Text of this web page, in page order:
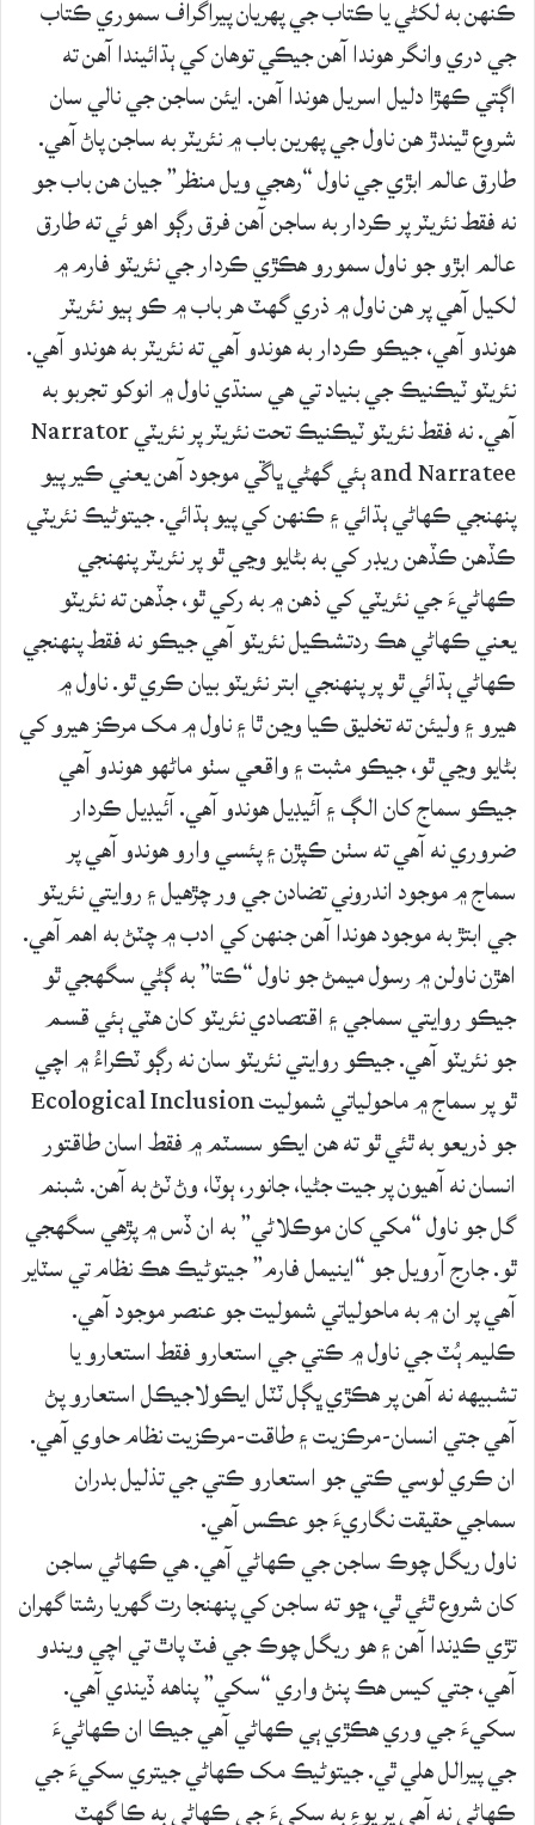
ڪنهن به لکڻي يا ڪتاب جي پهريان پيراگراف سموري ڪتاب
جي دري وانگر هوندا آهن جيڪي توهان کي ٻڌائيندا آهن ته
اڳتي ڪهڙا دليل اسريل هوندا آهن. ايئن ساجن جي نالي سان
شروع ٿيندڙ هن ناول جي پهرين باب ۾ نئريٽر به ساجن پاڻ آهي.
طارق عالم ابڙي جي ناول “رهجي ويل منظر” جيان هن باب جو
نه فقط نئريٽر پر ڪردار به ساجن آهن فرق رڳو اهو ئي ته طارق
عالم ابڙو جو ناول سمورو هڪڙي ڪردار جي نئريٽو فارم ۾
لکيل آهي پر هن ناول ۾ ذري گهٽ هر باب ۾ ڪو ٻيو نئريٽر
هوندو آهي، جيڪو ڪردار به هوندو آهي ته نئريٽر به هوندو آهي.
نئريٽو ٽيڪنيڪ جي بنياد تي هي سنڌي ناول ۾ انوکو تجربو به
آهي. نه فقط نئريٽو ٽيڪنيڪ تحت نئريٽر پر نئريٽي Narrator
and Narratee ٻئي گهڻي ڀاڱي موجود آهن يعني ڪير پيو
پنهنجي ڪهاڻي ٻڌائي ۽ ڪنهن کي پيو ٻڌائي. جيتوڻيڪ نئريٽي
ڪڏهن ڪڏهن ريڊر کي به بڻايو وڃي ٿو پر نئريٽر پنهنجي
ڪهاڻيءَ جي نئريٽي کي ذهن ۾ به رکي ٿو، جڏهن ته نئريٽو
يعني ڪهاڻي هڪ ردتشڪيل نئريٽو آهي جيڪو نه فقط پنهنجي
ڪهاڻي ٻڌائي ٿو پر پنهنجي ابتر نئريٽو بيان ڪري ٿو. ناول ۾
هيرو ۽ وليئن ته تخليق ڪيا وڃن ٿا ۽ ناول ۾ مک مرڪز هيرو کي
بڻايو وڃي ٿو، جيڪو مثبت ۽ واقعي سٺو ماڻهو هوندو آهي
جيڪو سماج کان الڳ ۽ آئيڊيل هوندو آهي. آئيڊيل ڪردار
ضروري نه آهي ته سٺن ڪپڙن ۽ پئسي وارو هوندو آهي پر
سماج ۾ موجود اندروني تضادن جي ور چڙهيل ۽ روايتي نئريٽو
جي ابتڙ به موجود هوندا آهن جنهن کي ادب ۾ چٽڻ به اهم آهي.
اهڙن ناولن ۾ رسول ميمڻ جو ناول “ڪتا” به ڳڻي سگهجي ٿو
جيڪو روايتي سماجي ۽ اقتصادي نئريٽو کان هٽي ٻئي قسم
جو نئريٽو آهي. جيڪو روايتي نئريٽو سان نه رڳو ٽڪراءُ ۾ اچي
ٿو پر سماج ۾ ماحولياتي شموليت Ecological Inclusion
جو ذريعو به ٿئي ٿو ته هن ايڪو سسٽم ۾ فقط اسان طاقتور
انسان نه آهيون پر جيت جڻيا، جانور، ٻوٽا، وڻ ٽڻ به آهن. شبنم
گل جو ناول “مکي کان موڪلاڻي” به ان ڏس ۾ پڙهي سگهجي
ٿو. جارج آرويل جو “اينيمل فارم” جيتوڻيڪ هڪ نظام تي سٽاير
آهي پر ان ۾ به ماحولياتي شموليت جو عنصر موجود آهي.
ڪليم ٻُٽ جي ناول ۾ ڪتي جي استعارو فقط استعارو يا
تشبيهه نه آهن پر هڪڙي ڀڳل ٽٽل ايڪولاجيڪل استعارو پڻ
آهي جتي انسان-مرڪزيت ۽ طاقت-مرڪزيت نظام حاوي آهي.
ان ڪري لوسي ڪتي جو استعارو ڪتي جي تذليل بدران
سماجي حقيقت نگاريءَ جو عڪس آهي.
ناول ريگل چوڪ ساجن جي ڪهاڻي آهي. هي ڪهاڻي ساجن
کان شروع ٿئي ٿي، ڇو ته ساجن کي پنهنجا رت گهريا رشتا گهران
تڙي ڪڍندا آهن ۽ هو ريگل چوڪ جي فٽ پاٿ تي اچي ويندو
آهي، جتي کيس هڪ پنڻ واري “سکي” پناهه ڏيندي آهي.
سکيءَ جي وري هڪڙي ٻي ڪهاڻي آهي جيڪا ان ڪهاڻيءَ
جي پيرالل هلي ٿي. جيتوڻيڪ مک ڪهاڻي جيتري سکيءَ جي
ڪهاڻي نه آهي پر پوءِ به سکيءَ جي ڪهاڻي به ڪا گهٽ